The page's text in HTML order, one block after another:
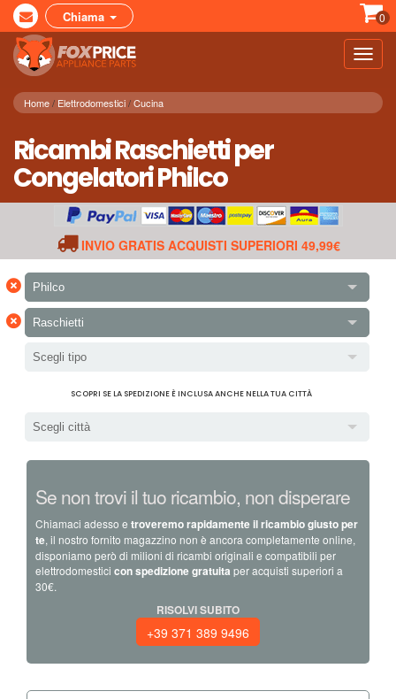
Chiama 0
Home Elettrodomestici Cucina
Ricambi Raschietti per
Congelatori Philco
INVIO GRATIS ACQUISTI SUPERIORI 49,99€
× Philco
× Raschietti
Scegli tipo
SCOPRI SE LA SPEDIZIONE È INCLUSA ANCHE NELLA TUA CITTÀ
Scegli città
Se non trovi il tuo ricambio, non disperare
Chiamaci adesso e troveremo rapidamente il ricambio giusto per
te, il nostro fornito magazzino non è ancora completamente online,
disponiamo però di milioni di ricambi originali e compatibili per
elettrodomestici con spedizione gratuita per acquisti superiori a
30€.
RISOLVI SUBITO
+39 371 389 9496